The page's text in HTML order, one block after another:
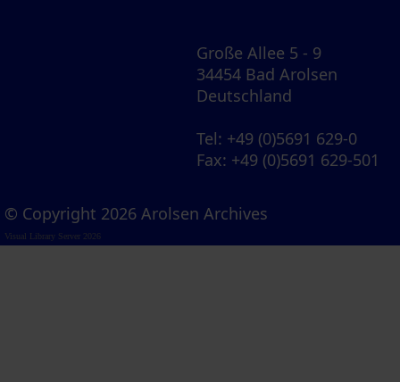
Große Allee 5 - 9
34454 Bad Arolsen
Deutschland
Tel: +49 (0)5691 629-0
Fax: +49 (0)5691 629-501
© Copyright 2026 Arolsen Archives
Visual Library Server 2026